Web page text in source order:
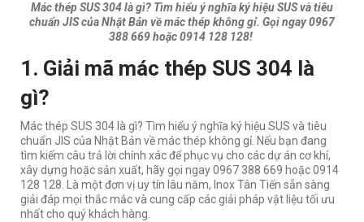
Mác thép SUS 304 là gì? Tìm hiểu ý nghĩa ký hiệu SUS và tiêu
chuẩn JIS của Nhật Bản về mác thép không gỉ. Gọi ngay 0967
388 669 hoặc 0914 128 128!
1. Giải mã mác thép SUS 304 là
gì?
Mác thép SUS 304 là gì? Tìm hiểu ý nghĩa ký hiệu SUS và tiêu
chuẩn JIS của Nhật Bản về mác thép không gỉ. Nếu bạn đang
tìm kiếm câu trả lời chính xác để phục vụ cho các dự án cơ khí,
xây dựng hoặc sản xuất, hãy gọi ngay 0967 388 669 hoặc 0914
128 128. Là một đơn vị uy tín lâu năm, Inox Tân Tiến sẵn sàng
giải đáp mọi thắc mắc và cung cấp các giải pháp vật liệu tối ưu
nhất cho quý khách hàng.